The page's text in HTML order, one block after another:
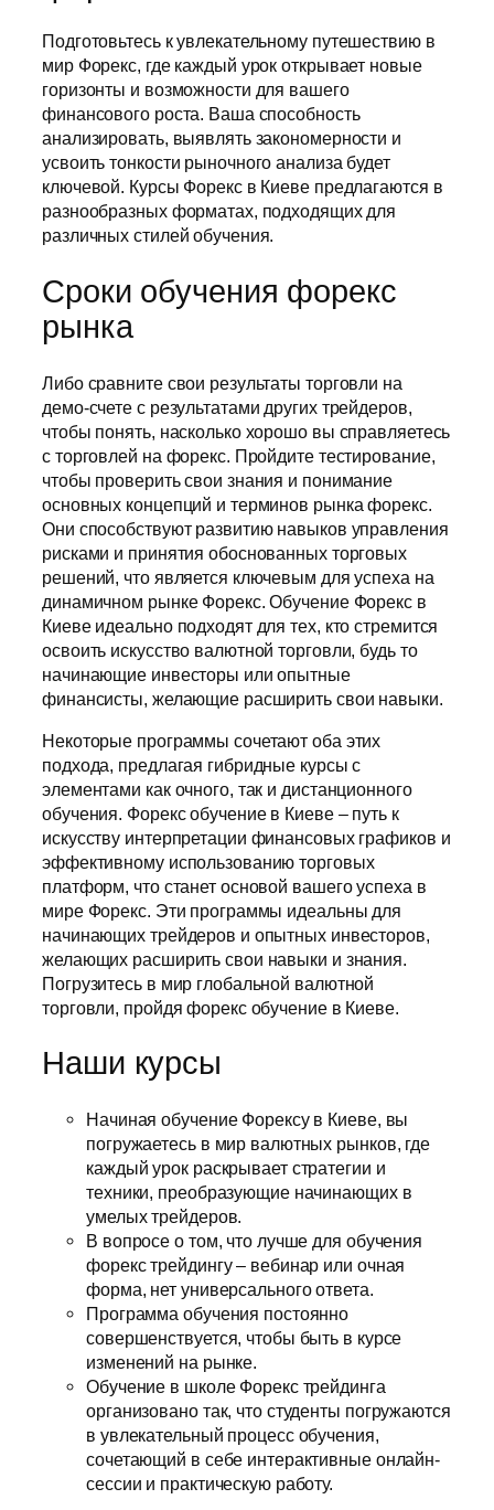
Подготовьтесь к увлекательному путешествию в
мир Форекс, где каждый урок открывает новые
горизонты и возможности для вашего
финансового роста. Ваша способность
анализировать, выявлять закономерности и
усвоить тонкости рыночного анализа будет
ключевой. Курсы Форекс в Киеве предлагаются в
разнообразных форматах, подходящих для
различных стилей обучения.
Сроки обучения форекс
рынка
Либо сравните свои результаты торговли на
демо-счете с результатами других трейдеров,
чтобы понять, насколько хорошо вы справляетесь
с торговлей на форекс. Пройдите тестирование,
чтобы проверить свои знания и понимание
основных концепций и терминов рынка форекс.
Они способствуют развитию навыков управления
рисками и принятия обоснованных торговых
решений, что является ключевым для успеха на
динамичном рынке Форекс. Обучение Форекс в
Киеве идеально подходят для тех, кто стремится
освоить искусство валютной торговли, будь то
начинающие инвесторы или опытные
финансисты, желающие расширить свои навыки.
Некоторые программы сочетают оба этих
подхода, предлагая гибридные курсы с
элементами как очного, так и дистанционного
обучения. Форекс обучение в Киеве – путь к
искусству интерпретации финансовых графиков и
эффективному использованию торговых
платформ, что станет основой вашего успеха в
мире Форекс. Эти программы идеальны для
начинающих трейдеров и опытных инвесторов,
желающих расширить свои навыки и знания.
Погрузитесь в мир глобальной валютной
торговли, пройдя форекс обучение в Киеве.
Наши курсы
Начиная обучение Форексу в Киеве, вы
погружаетесь в мир валютных рынков, где
каждый урок раскрывает стратегии и
техники, преобразующие начинающих в
умелых трейдеров.
В вопросе о том, что лучше для обучения
форекс трейдингу – вебинар или очная
форма, нет универсального ответа.
Программа обучения постоянно
совершенствуется, чтобы быть в курсе
изменений на рынке.
Обучение в школе Форекс трейдинга
организовано так, что студенты погружаются
в увлекательный процесс обучения,
сочетающий в себе интерактивные онлайн-
сессии и практическую работу.